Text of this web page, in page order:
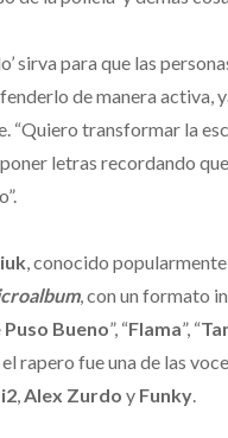
sirva para que las
de manera activa,
“Quiero transformar la
letras recordando
, conocido
, con un formato
Puso Bueno”, “Flama”, “
rapero fue una de las
,Alex Zurdo y Funky.